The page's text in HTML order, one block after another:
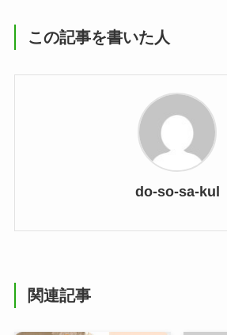
この記事を書いた人
do-so-sa-kul
関連記事